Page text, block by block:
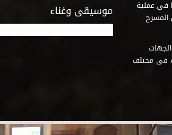
موسيقى وغناء
فى عملية
المسرح
فى مختلف